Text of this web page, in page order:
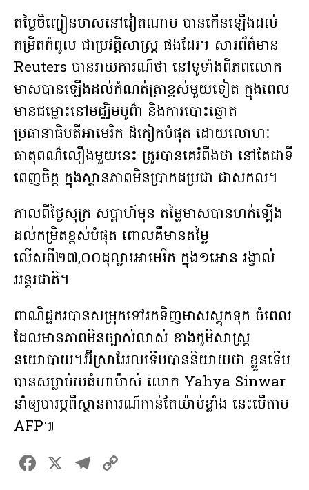
តម្លៃចិញ្ចៀនមាសនៅវៀតណាម បានកើនឡើងដល់
កម្រិតកំពូល ជាប្រវត្តិសាស្ត្រ ផងដែរ។ សារព័ត៌មាន
Reuters បានរាយការណ៍ថា នៅទូទាំងពិភពលោក
មាសបានឡើងដល់កំណត់ត្រាខ្ពស់មួយទៀត ក្នុងពេល
មានជម្លោះនៅមជ្ឈិមបូព៌ា និងការបោះឆ្នោត
ប្រធានាធិបតីអាមេរិក ដ៏កៀកបំផុត ដោយលោហៈ
ធាតុពណ៌លឿងមួយនេះ ត្រូវបានគេរំពឹងថា នៅតែជាទី
ពេញចិត្ត ក្នុងស្ថានភាពមិនប្រាកដប្រជា ជាសកល។
កាលពីថ្ងៃសុក្រ សប្តាហ៍មុន តម្លៃមាសបានហក់ឡើង
ដល់កម្រិតខ្ពស់បំផុត ពោលគឺមានតម្លៃ
លើសពី២៧,០០ដុល្លារអាមេរិក ក្នុង១អោន រង្វាល់
អន្តរជាតិ។
ពាណិជ្ជករបានសម្រុកទៅរកទិញមាសស្តុកទុក ចំពេល
ដែលមានភាពមិនច្បាស់លាស់ ខាងភូមិសាស្ត្រ
នយោបាយ។អ៊ីស្រាអែលទើបបាននិយាយថា ខ្លួនទើប
បានសម្លាប់មេធំហាម៉ាស់ លោក Yahya Sinwar
នាំឲ្យបារម្ភពីស្ថានការណ៍កាន់តែយ៉ាប់ខ្លាំង នេះបើតាម
AFP៕
F X T